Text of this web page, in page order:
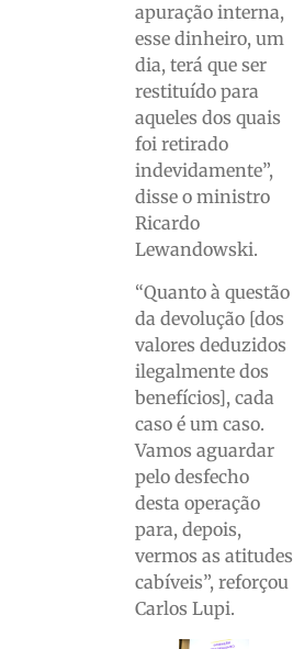
apuração interna,
esse dinheiro, um
dia, terá que ser
restituído para
aqueles dos quais
foi retirado
indevidamente”,
disse o ministro
Ricardo
Lewandowski.
“Quanto à questão
da devolução [dos
valores deduzidos
ilegalmente dos
benefícios], cada
caso é um caso.
Vamos aguardar
pelo desfecho
desta operação
para, depois,
vermos as atitudes
cabíveis”, reforçou
Carlos Lupi.